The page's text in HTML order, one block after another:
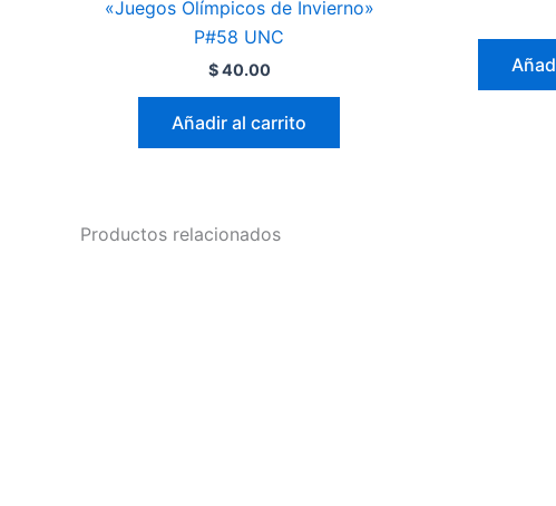
«Juegos Olímpicos de Invierno»
P#58 UNC
$40.00
Añadir al carrito
Productos relacionados